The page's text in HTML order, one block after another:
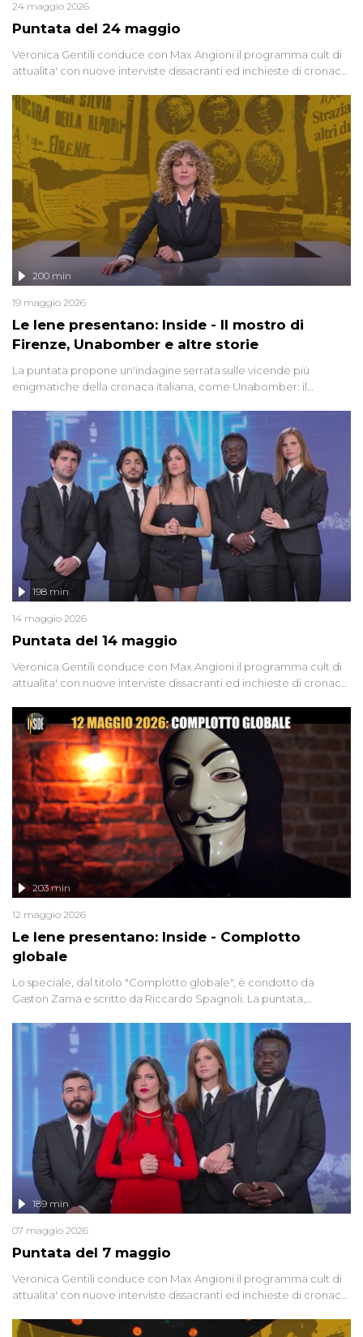
Puntata del 24 maggio
24 maggio 2026
Veronica Gentili conduce con Max Angioni il programma cult di
attualita' con nuove interviste dissacranti ed inchieste di cronaca
Le Iene presentano: Inside - Il mostro di
Firenze, Unabomber e altre storie
200 min
19 maggio 2026
La puntata propone un'indagine serrata sulle vicende più
enigmatiche della cronaca italiana, come Unabomber: il
'90 e il 2000 che, inquietantemente, potrebbe essere ancora in
libertà. Lo speciale affronta inoltre le zone d'ombra sul Mostro di
Firenze, le cui responsabilità appaiono ancora oggi avvolte in un
groviglio di dubbi mai chiariti. Nel corso dello speciale anche
l'intervista inedita a Olindo Romano, realizzata ne...
Puntata del 14 maggio
198 min
14 maggio 2026
Veronica Gentili conduce con Max Angioni il programma cult di
attualita' con nuove interviste dissacranti ed inchieste di cronaca
Le Iene presentano: Inside - Complotto
globale
203 min
12 maggio 2026
Lo speciale, dal titolo "Complotto globale", è condotto da
Gaston Zama e scritto da Riccardo Spagnoli. La puntata,
racconta l'universo delle narrazioni alternative, dei sospetti
globali e del complottismo che negli ultimi anni hanno invaso
social network, talk show, piazze digitali e immaginario collettivo.
Puntata del 7 maggio
189 min
07 maggio 2026
Veronica Gentili conduce con Max Angioni il programma cult di
attualita' con nuove interviste dissacranti ed inchieste di cronaca